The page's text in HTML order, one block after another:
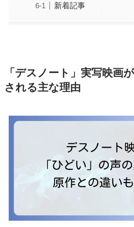
新着記事
「デスノート」実写映画
される主な理由